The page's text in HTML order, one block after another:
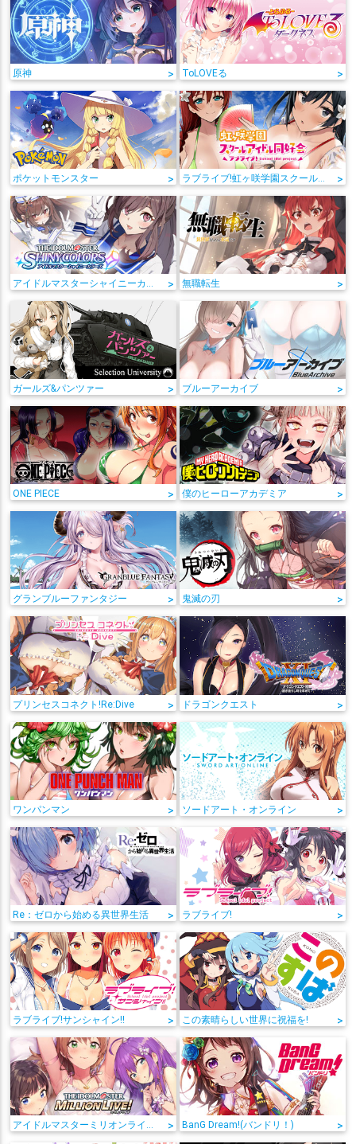
原神 > ToLOVEる >
ポケットモンスター > ラブライブ!虹ヶ咲学園スクールアイドル同好会 >
アイドルマスターシャイニーカラーズ > 無職転生 >
ガールズ&パンツァー > ブルーアーカイブ >
ONE PIECE > 僕のヒーローアカデミア >
グランブルーファンタジー > 鬼滅の刃 >
プリンセスコネクト!Re:Dive > ドラゴンクエスト >
ワンパンマン > ソードアート・オンライン >
Re：ゼロから始める異世界生活 > ラブライブ! >
ラブライブ!サンシャイン!! > この素晴らしい世界に祝福を! >
> BanG Dream!(バンドリ！) >